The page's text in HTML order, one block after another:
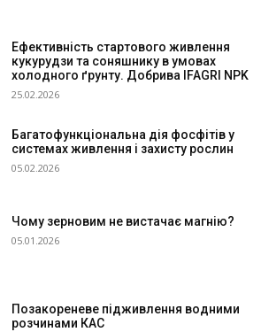
Ефективність стартового живлення
кукурудзи та соняшнику в умовах
холодного ґрунту. Добрива IFAGRI NPK
25.02.2026
Багатофункціональна дія фосфітів у
системах живлення і захисту рослин
05.02.2026
Чому зерновим не вистачає магнію?
05.01.2026
Позакореневе підживлення водними
розчинами КАС